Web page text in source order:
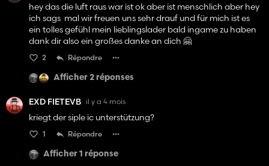
hey das die luft raus war ist ok aber ist menschlich aber hey
ich sags mal wir freuen uns sehr drauf und für mich ist es
ein tolles gefühl mein lieblingslader bald ingame zu haben
dank dir also ein großes danke an dich 🤗
2 Répondre
Afficher 2 réponses
EXD FIETEVB il y a 4 mois
kriegt der siple ic unterstützung?
1 Répondre
Afficher 1 réponse